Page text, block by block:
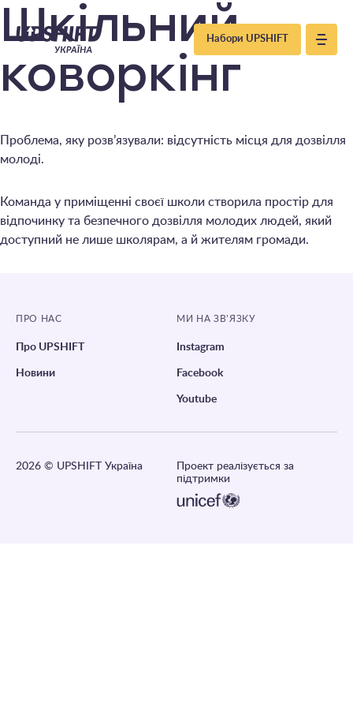
Upshift
–
Україна
Набори UPSHIFT
Шкільний
коворкінг
Проблема, яку розв’язували: відсутність місця для дозвілля
молоді.
Команда у приміщенні своєї школи створила простір для
відпочинку та безпечного дозвілля молодих людей, який
доступний не лише школярам, а й жителям громади.
ПРО НАС
Про UPSHIFT
Новини
МИ НА ЗВ’ЯЗКУ
Instagram
Facebook
Youtube
2026 © UPSHIFT Україна
Проект реалізується за
підтримки